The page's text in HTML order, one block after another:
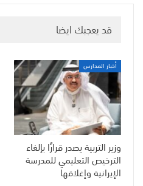
قد يعجبك ايضا
أخبار المدارس
وزير التربية يصدر قرارًا بإلغاء
الترخيص التعليمي للمدرسة
الإيرانية وإغلاقها